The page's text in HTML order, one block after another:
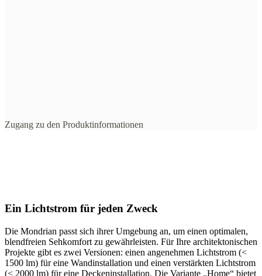
Zugang zu den Produktinformationen
Ein Lichtstrom für jeden Zweck
Die Mondrian passt sich ihrer Umgebung an, um einen optimalen,
blendfreien Sehkomfort zu gewährleisten. Für Ihre architektonischen
Projekte gibt es zwei Versionen: einen angenehmen Lichtstrom (<
1500 lm) für eine Wandinstallation und einen verstärkten Lichtstrom
(< 2000 lm) für eine Deckeninstallation. Die Variante „Home“ bietet